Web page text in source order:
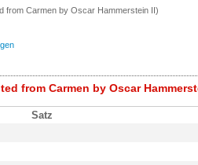
from Carmen by Oscar Hammerstein II)
from Carmen by Oscar
Satz